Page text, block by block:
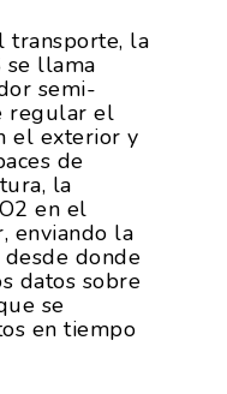
transporte, la
se llama
semi-
regular el
el exterior y
de
la
en el
enviando la
desde donde
datos sobre
se
en tiempo